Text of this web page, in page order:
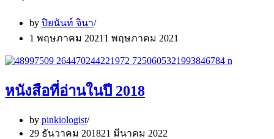
by ปิยนันท์ จินา
1 พฤษภาคม 2021 1 พฤษภาคม 2021
หนังสือที่อ่านในปี 2018
by pinkiologist
29 ธันวาคม 201821 มีนาคม 2022